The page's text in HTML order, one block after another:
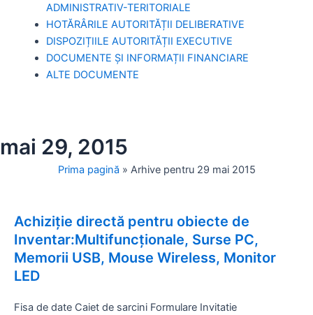
ADMINISTRATIV-TERITORIALE
HOTĂRÂRILE AUTORITĂȚII DELIBERATIVE
DISPOZIȚIILE AUTORITĂȚII EXECUTIVE
DOCUMENTE ȘI INFORMAȚII FINANCIARE
ALTE DOCUMENTE
mai 29, 2015
Prima pagină » Arhive pentru 29 mai 2015
Achiziție directă pentru obiecte de
Inventar:Multifuncționale, Surse PC,
Memorii USB, Mouse Wireless, Monitor
LED
Fisa de date Caiet de sarcini Formulare Invitatie